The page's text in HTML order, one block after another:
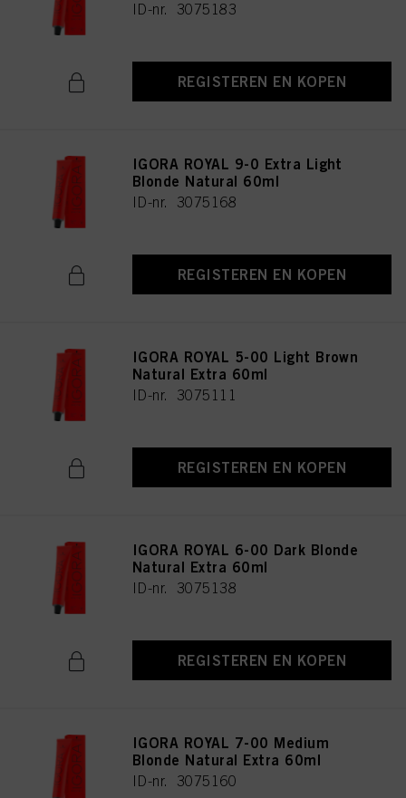
ID-nr. 3075183
REGISTEREN EN KOPEN
IGORA ROYAL 9-0 Extra Light
Blonde Natural 60ml
ID-nr. 3075168
REGISTEREN EN KOPEN
IGORA ROYAL 5-00 Light Brown
Natural Extra 60ml
ID-nr. 3075111
REGISTEREN EN KOPEN
IGORA ROYAL 6-00 Dark Blonde
Natural Extra 60ml
ID-nr. 3075138
REGISTEREN EN KOPEN
IGORA ROYAL 7-00 Medium
Blonde Natural Extra 60ml
ID-nr. 3075160